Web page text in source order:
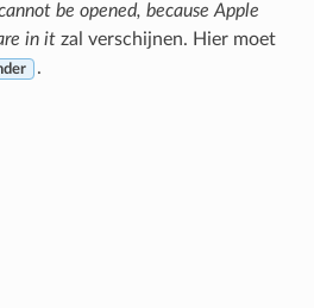
be opened, because Apple
in itzal verschijnen. Hier moet
.